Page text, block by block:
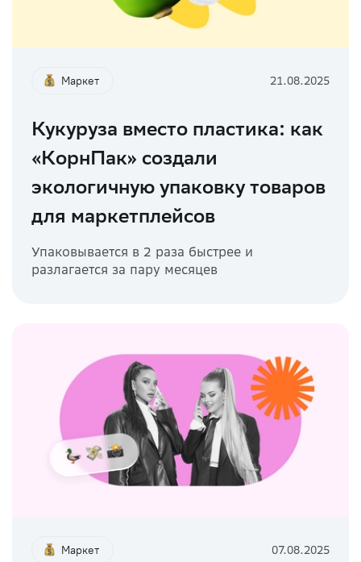
Маркет 21.08.2025
Кукуруза вместо пластика: как
«КорнПак» создали
экологичную упаковку товаров
для маркетплейсов
Упаковывается в 2 раза быстрее и
разлагается за пару месяцев
Маркет 07.08.2025